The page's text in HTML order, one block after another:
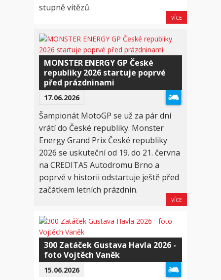
stupně vítězů.
VÍCE
MONSTER ENERGY GP České
republiky 2026 startuje poprvé
před prázdninami
17.06.2026
Šampionát MotoGP se už za pár dní
vrátí do České republiky. Monster
Energy Grand Prix České republiky
2026 se uskuteční od 19. do 21. června
na CREDITAS Autodromu Brno a
poprvé v historii odstartuje ještě před
začátkem letních prázdnin.
VÍCE
300 Zatáček Gustava Havla 2026 -
foto Vojtěch Vaněk
15.06.2026